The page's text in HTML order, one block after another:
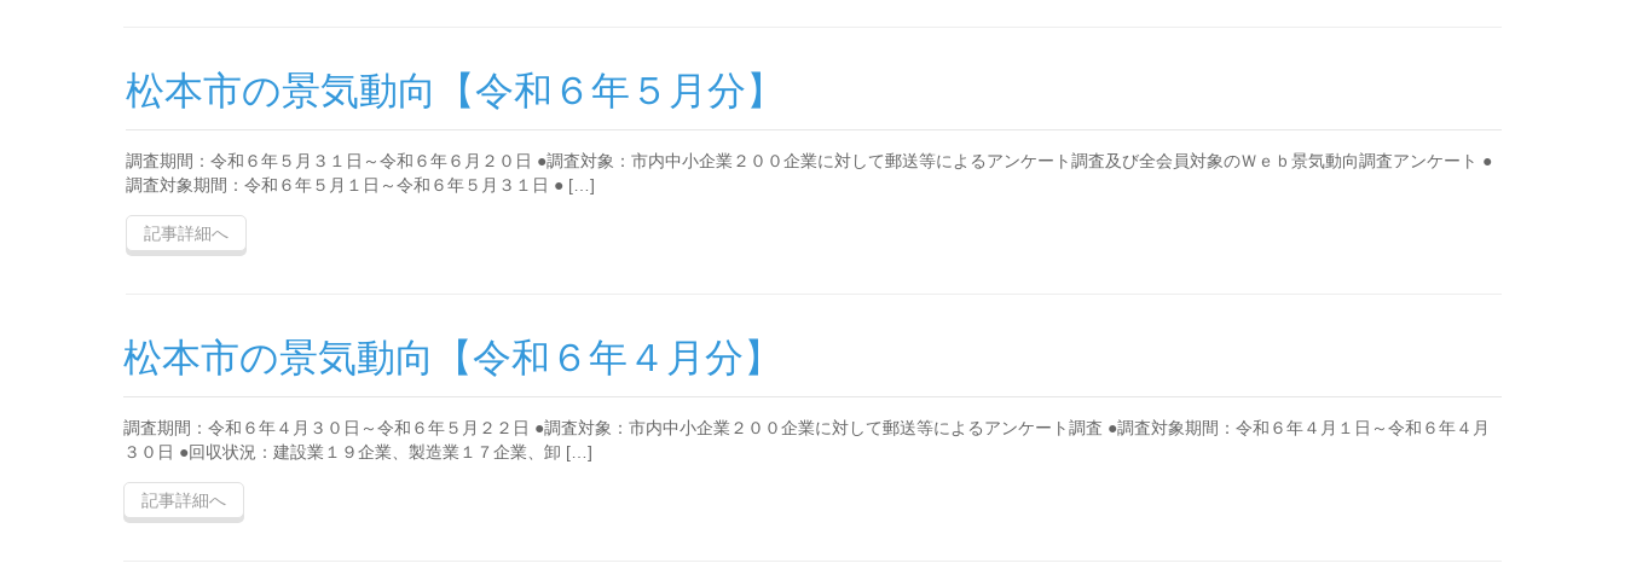
松本市の景気動向【令和６年５月分】
調査期間：令和６年５月３１日～令和６年６月２０日 ●調査対象：市内中小企業２００企業に対して郵送等によるアンケート調査及び全会員対象のＷｅｂ景気動向調査アンケート ●
調査対象期間：令和６年５月１日～令和６年５月３１日 ● […]
記事詳細へ
松本市の景気動向【令和６年４月分】
調査期間：令和６年４月３０日～令和６年５月２２日 ●調査対象：市内中小企業２００企業に対して郵送等によるアンケート調査 ●調査対象期間：令和６年４月１日～令和６年４月
３０日 ●回収状況：建設業１９企業、製造業１７企業、卸 […]
記事詳細へ